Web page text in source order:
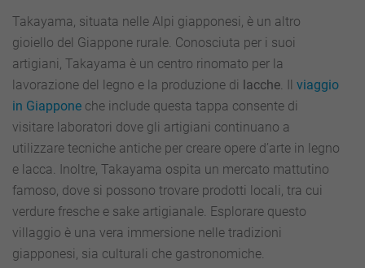
Takayama, situata nelle Alpi giapponesi, è un altro
gioiello del Giappone rurale. Conosciuta per i suoi
artigiani, Takayama è un centro rinomato per la
lavorazione del legno e la produzione di lacche. Il viaggio
in Giappone che include questa tappa consente di
visitare laboratori dove gli artigiani continuano a
utilizzare tecniche antiche per creare opere d’arte in legno
e lacca. Inoltre, Takayama ospita un mercato mattutino
famoso, dove si possono trovare prodotti locali, tra cui
verdure fresche e sake artigianale. Esplorare questo
villaggio è una vera immersione nelle tradizioni
giapponesi, sia culturali che gastronomiche.